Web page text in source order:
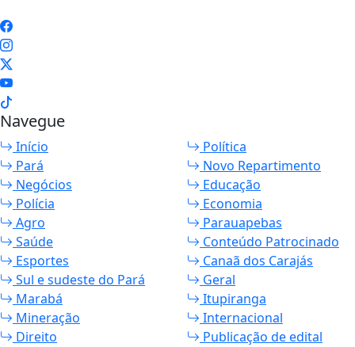
Navegue
Início
Política
Pará
Novo Repartimento
Negócios
Educação
Polícia
Economia
Agro
Parauapebas
Saúde
Conteúdo Patrocinado
Esportes
Canaã dos Carajás
Sul e sudeste do Pará
Geral
Marabá
Itupiranga
Mineração
Internacional
Direito
Publicação de edital